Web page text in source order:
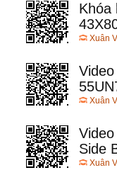
Khóa
Xuân
Xuân
Side
Xuân